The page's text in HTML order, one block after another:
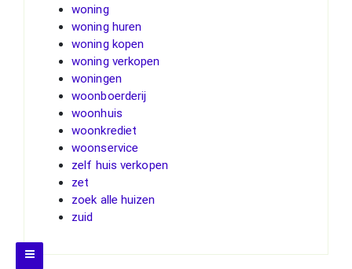
woning
woning huren
woning kopen
woning verkopen
woningen
woonboerderij
woonhuis
woonkrediet
woonservice
zelf huis verkopen
zet
zoek alle huizen
zuid